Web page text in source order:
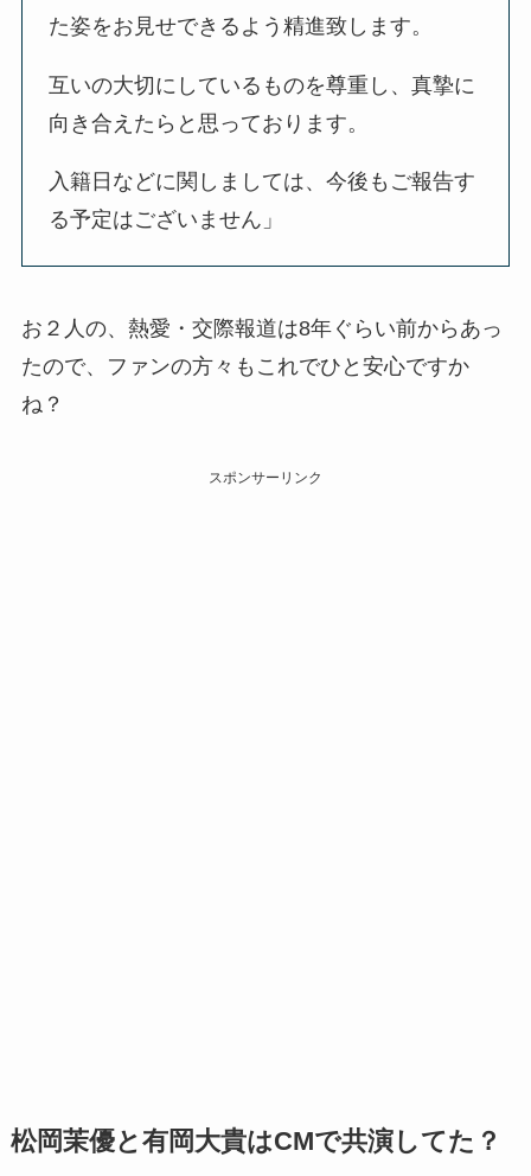
た姿をお見せできるよう精進致します。
互いの大切にしているものを尊重し、真摯に
向き合えたらと思っております。
入籍日などに関しましては、今後もご報告す
る予定はございません」
お２人の、熱愛・交際報道は8年ぐらい前からあっ
たので、ファンの方々もこれでひと安心ですか
ね？
スポンサーリンク
松岡茉優と有岡大貴はCMで共演してた？